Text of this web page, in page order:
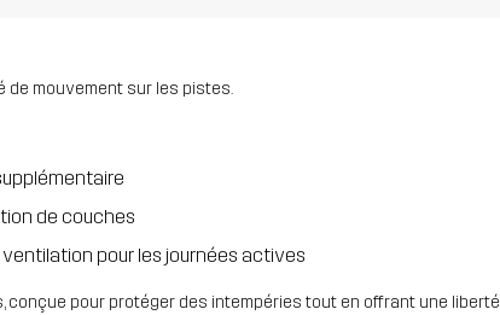
de mouvement sur les pistes.
de couches
pour les journées actives
conçue pour protéger des intempéries tout en offrant une liberté